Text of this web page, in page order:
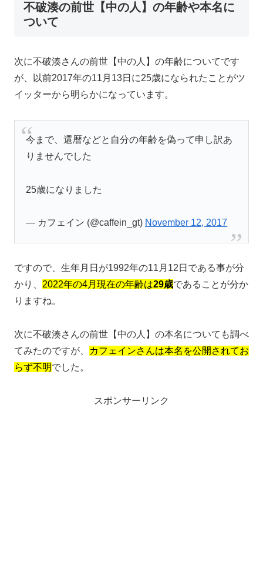
不破湊の前世【中の人】の年齢や本名に
ついて
次に不破湊さんの前世【中の人】の年齢についてです
が、以前2017年の11月13日に25歳になられたことがツ
イッターから明らかになっています。
今まで、還暦などと自分の年齢を偽って申し訳あ
りませんでした
25歳になりました
— カフェイン (@caffein_gt) November 12, 2017
ですので、生年月日が1992年の11月12日である事が分
かり、 2022年の4月現在の年齢は29歳であることが分か
りますね。
次に不破湊さんの前世【中の人】の本名についても調べ
てみたのですが、
カフェインさんは本名を公開されてお
らず不明でした。
スポンサーリンク